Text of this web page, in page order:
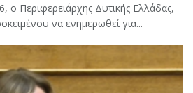
ο Περιφερειάρχης Δυτικής Ελλάδας,
να ενημερωθεί για...